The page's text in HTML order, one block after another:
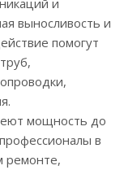
и
выносливость и
помогут
мощность до
в
ремонте,